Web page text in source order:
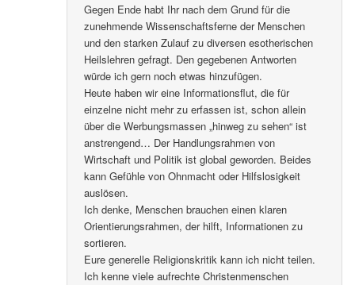
Gegen Ende habt Ihr nach dem Grund für die
zunehmende Wissenschaftsferne der Menschen
und den starken Zulauf zu diversen esotherischen
Heilslehren gefragt. Den gegebenen Antworten
würde ich gern noch etwas hinzufügen.
Heute haben wir eine Informationsflut, die für
einzelne nicht mehr zu erfassen ist, schon allein
über die Werbungsmassen „hinweg zu sehen“ ist
anstrengend… Der Handlungsrahmen von
Wirtschaft und Politik ist global geworden. Beides
kann Gefühle von Ohnmacht oder Hilfslosigkeit
auslösen.
Ich denke, Menschen brauchen einen klaren
Orientierungsrahmen, der hilft, Informationen zu
sortieren.
Eure generelle Religionskritik kann ich nicht teilen.
Ich kenne viele aufrechte Christenmenschen